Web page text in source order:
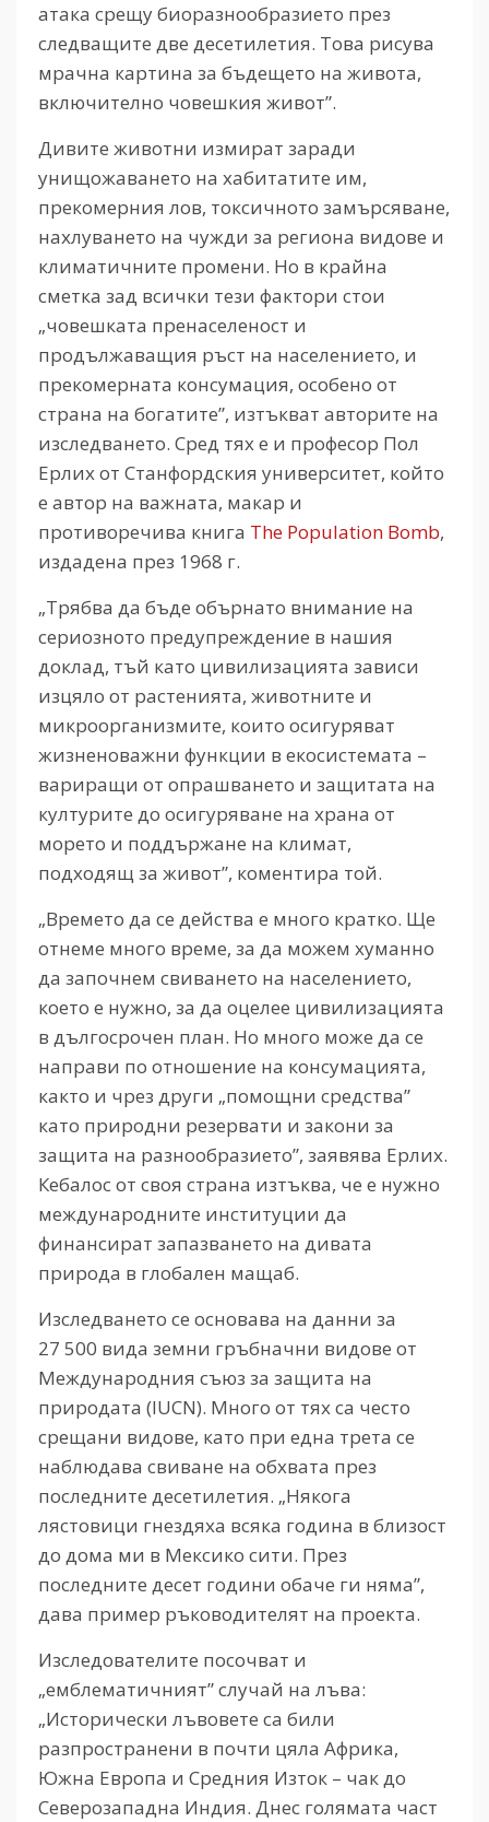
атака срещу биоразнообразието през
следващите две десетилетия. Това рисува
мрачна картина за бъдещето на живота,
включително човешкия живот”.
Дивите животни измират заради
унищожаването на хабитатите им,
прекомерния лов, токсичното замърсяване,
нахлуването на чужди за региона видове и
климатичните промени. Но в крайна
сметка зад всички тези фактори стои
„човешката пренаселеност и
продължаващия ръст на населението, и
прекомерната консумация, особено от
страна на богатите”, изтъкват авторите на
изследването. Сред тях е и професор Пол
Ерлих от Станфордския университет, който
е автор на важната, макар и
противоречива книга The Population Bomb,
издадена през 1968 г.
„Трябва да бъде обърнато внимание на
сериозното предупреждение в нашия
доклад, тъй като цивилизацията зависи
изцяло от растенията, животните и
микроорганизмите, които осигуряват
жизненоважни функции в екосистемата –
вариращи от опрашването и защитата на
културите до осигуряване на храна от
морето и поддържане на климат,
подходящ за живот”, коментира той.
„Времето да се действа е много кратко. Ще
отнеме много време, за да можем хуманно
да започнем свиването на населението,
което е нужно, за да оцелее цивилизацията
в дългосрочен план. Но много може да се
направи по отношение на консумацията,
както и чрез други „помощни средства”
като природни резервати и закони за
защита на разнообразието”, заявява Ерлих.
Кебалос от своя страна изтъква, че е нужно
международните институции да
финансират запазването на дивата
природа в глобален мащаб.
Изследването се основава на данни за
27 500 вида земни гръбначни видове от
Международния съюз за защита на
природата (IUCN). Много от тях са често
срещани видове, като при една трета се
наблюдава свиване на обхвата през
последните десетилетия. „Някога
лястовици гнездяха всяка година в близост
до дома ми в Мексико сити. През
последните десет години обаче ги няма”,
дава пример ръководителят на проекта.
Изследователите посочват и
„емблематичният” случай на лъва:
„Исторически лъвовете са били
разпространени в почти цяла Африка,
Южна Европа и Средния Изток – чак до
Северозападна Индия. Днес голямата част